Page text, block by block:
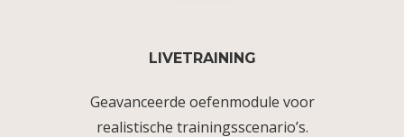
LIVETRAINING
Geavanceerde oefenmodule voor
realistische trainingsscenario’s.